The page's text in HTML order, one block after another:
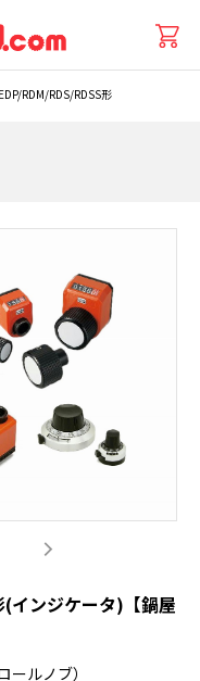
RDM/RDS/RDSS形
(インジケータ)【鍋屋
ルノブ）